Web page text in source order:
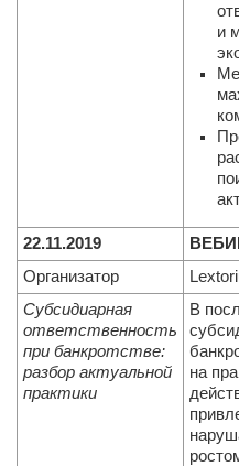
и
22.11.2019
Организатор
Субсидиарная
ответственность
при банкротстве:
разбор актуальной
практики
В
на